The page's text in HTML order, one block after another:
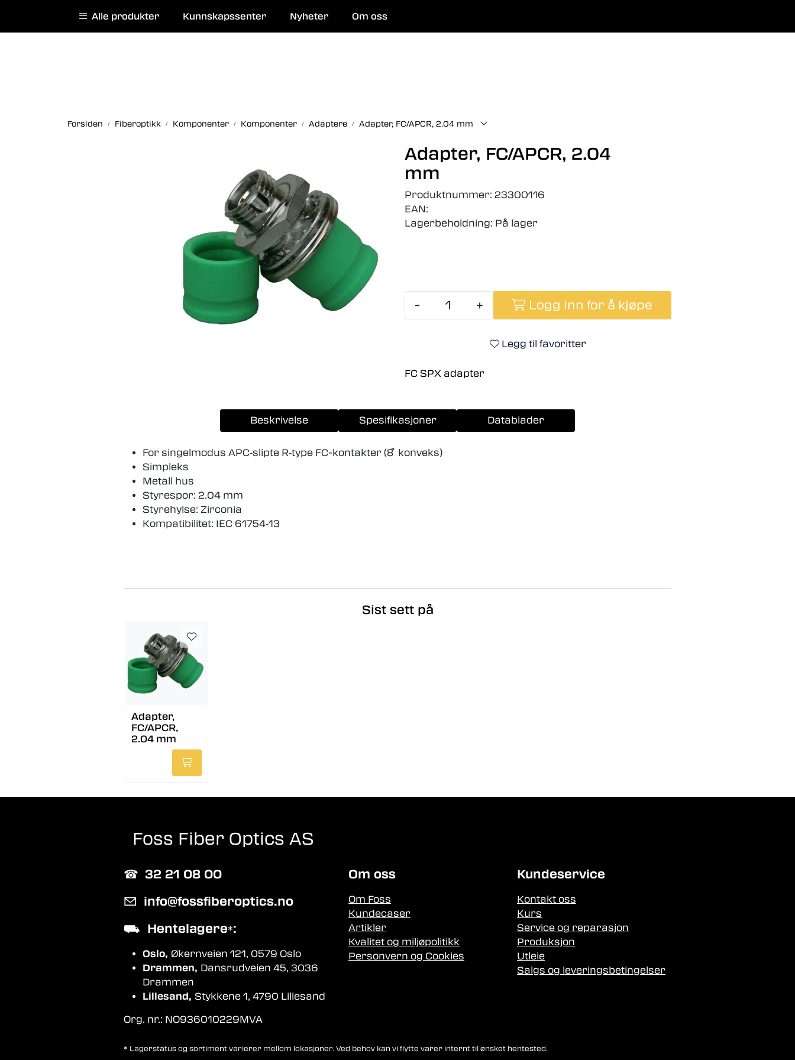
English website | Kurs | Service og reparasjon
Alle produkter Kunnskapssenter Nyheter Om oss
Forsiden Fiberoptikk Komponenter Komponenter Adaptere Adapter, FC/APCR, 2.04 mm
Adapter, FC/APCR, 2.04
mm
Produktnummer: 23300116
EAN:
Lagerbeholdning: På lager
- + Logg inn for å kjøpe
Legg til favoritter
FC SPX adapter
Beskrivelse Spesifikasjoner Datablader
For singelmodus APC‐slipte R‐type FC-kontakter (8 ̊ konveks)
Simpleks
Metall hus
Styrespor: 2.04 mm
Styrehylse: Zirconia
Kompatibilitet: IEC 61754‐13
Sist sett på
Adapter,
FC/APCR,
2.04 mm
Foss Fiber Optics AS
☎︎ 32 21 08 00
✉ info@fossfiberoptics.no
⛟ Hentelagere*:
Oslo, Økernveien 121, 0579 Oslo
Drammen, Dansrudveien 45, 3036
Drammen
Lillesand, Stykkene 1, 4790 Lillesand
Org. nr.: NO936010229MVA
Om oss
Om Foss
Kundecaser
Artikler
Kvalitet og miljøpolitikk
Personvern og Cookies
Kundeservice
Kontakt oss
Kurs
Service og reparasjon
Produksjon
Utleie
Salgs og leveringsbetingelser
* Lagerstatus og sortiment varierer mellom lokasjoner. Ved behov kan vi flytte varer internt til ønsket hentested.